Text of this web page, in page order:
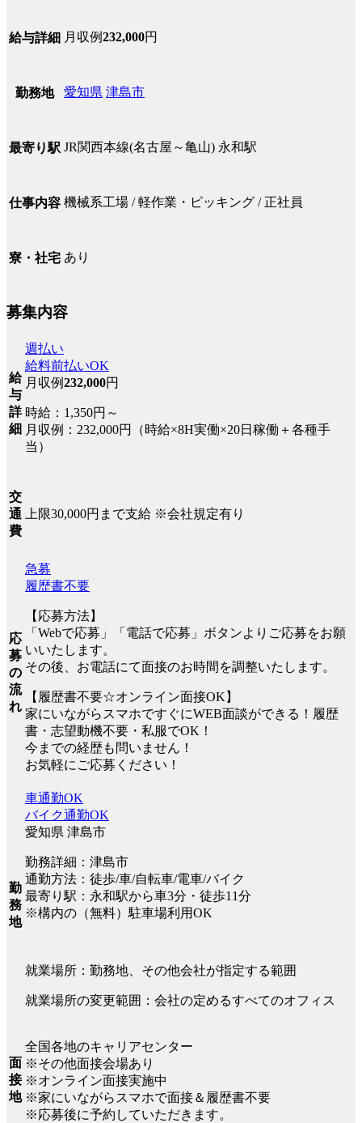
給与詳細 月収例232,000円
勤務地 愛知県 津島市
最寄り駅 JR関西本線(名古屋～亀山) 永和駅
仕事内容 機械系工場 / 軽作業・ピッキング / 正社員
寮・社宅 あり
募集内容
給
与
詳
細
週払い
給料前払いOK
月収例232,000円
時給：1,350円～
月収例：232,000円（時給×8H実働×20日稼働＋各種手
当）
交
通
費
上限30,000円まで支給 ※会社規定有り
応
募
の
流
れ
急募
履歴書不要
【応募方法】
「Webで応募」「電話で応募」ボタンよりご応募をお願
いいたします。
その後、お電話にて面接のお時間を調整いたします。
【履歴書不要☆オンライン面接OK】
家にいながらスマホですぐにWEB面談ができる！履歴
書・志望動機不要・私服でOK！
今までの経歴も問いません！
お気軽にご応募ください！
勤
務
地
車通勤OK
バイク通勤OK
愛知県 津島市
勤務詳細：津島市
通勤方法：徒歩/車/自転車/電車/バイク
最寄り駅：永和駅から車3分・徒歩11分
※構内の（無料）駐車場利用OK
就業場所：勤務地、その他会社が指定する範囲
就業場所の変更範囲：会社の定めるすべてのオフィス
面
接
地
全国各地のキャリアセンター
※その他面接会場あり
※オンライン面接実施中
※家にいながらスマホで面接＆履歴書不要
※応募後に予約していただきます。